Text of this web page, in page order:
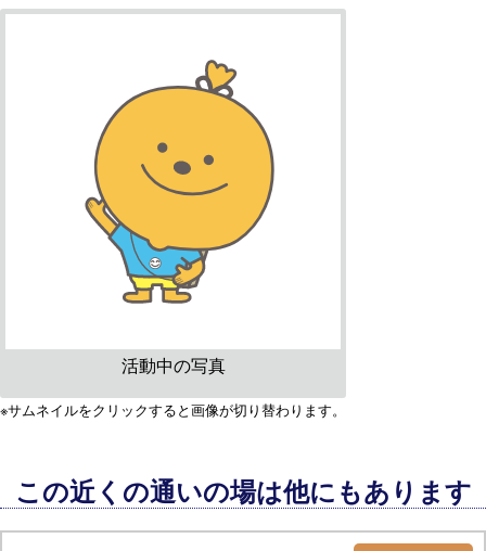
活動中の写真
※サムネイルをクリックすると画像が切り替わります。
この近くの通いの場は他にもあります